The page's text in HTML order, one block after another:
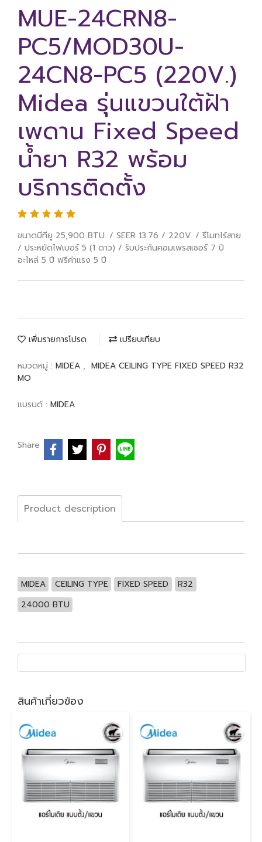
MUE-24CRN8-
PC5/MOD30U-
24CN8-PC5 (220V.)
Midea รุ่นแขวนใต้ฝ้า
เพดาน Fixed Speed
น้ำยา R32 พร้อม
บริการติดตั้ง
ขนาดบีทียู 25,900 BTU. / SEER 13.76 / 220V. / รีโมทไร้สาย
/ ประหยัดไฟเบอร์ 5 (1 ดาว) / รับประกันคอมเพรสเซอร์ 7 ปี
อะไหล่ 5 ปี ฟรีค่าแรง 5 ปี
เพิ่มรายการโปรด เปรียบเทียบ
หมวดหมู่ : MIDEA , MIDEA CEILING TYPE FIXED SPEED R32
MO
แบรนด์ : MIDEA
Share
Product description
MIDEA CEILING TYPE FIXED SPEED
R32
24000 BTU
สินค้าเกี่ยวข้อง